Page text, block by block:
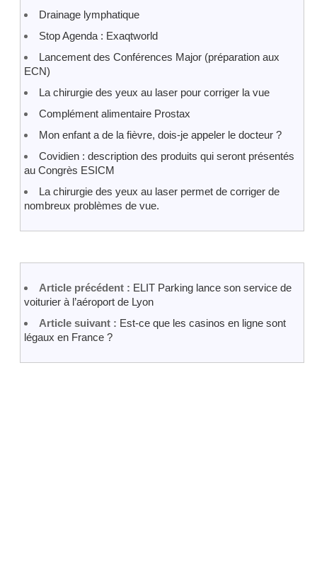
Drainage lymphatique
Stop Agenda : Exaqtworld
Lancement des Conférences Major (préparation aux
ECN)
La chirurgie des yeux au laser pour corriger la vue
Complément alimentaire Prostax
Mon enfant a de la fièvre, dois-je appeler le docteur ?
Covidien : description des produits qui seront présentés
au Congrès ESICM
La chirurgie des yeux au laser permet de corriger de
nombreux problèmes de vue.
Article précédent : ELIT Parking lance son service de
voiturier à l’aéroport de Lyon
Article suivant : Est-ce que les casinos en ligne sont
légaux en France ?